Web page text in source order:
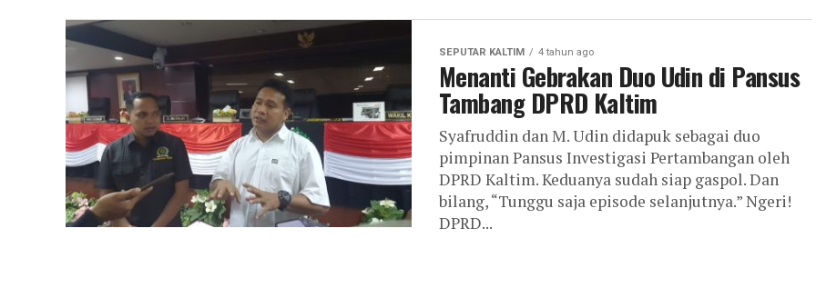
SEPUTAR KALTIM 4 tahun ago
Menanti Gebrakan Duo Udin di Pansus
Tambang DPRD Kaltim
Syafruddin dan M. Udin didapuk sebagai duo
pimpinan Pansus Investigasi Pertambangan oleh
DPRD Kaltim. Keduanya sudah siap gaspol. Dan
bilang, “Tunggu saja episode selanjutnya.” Ngeri!
DPRD...